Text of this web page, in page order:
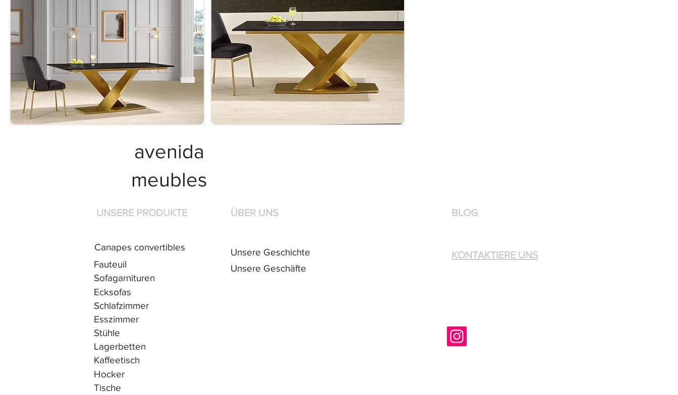
avenida
meubles
UNSERE PRODUKTE
Canapes convertibles
Fauteuil
Sofagarnituren
ÜBER UNS
Unsere Geschichte
Unsere Geschäfte
Ecksofas
Schlafzimmer
BLOG
KONTAKTIERE UNS
Esszimmer
Stühle
Lagerbetten
Kaffeetisch
Hocker
Tische